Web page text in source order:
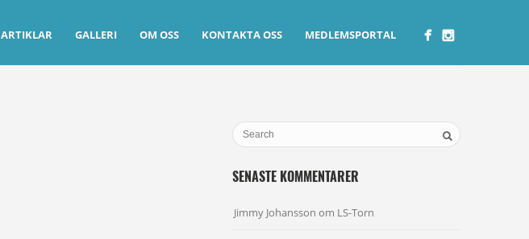
ARTIKLAR GALLERI OM OSS KONTAKTA OSS MEDLEMSPORTAL
SENASTE KOMMENTARER
Jimmy Johansson om LS-Torn